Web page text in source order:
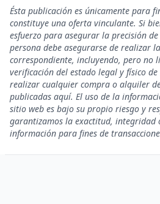
Ésta publicación es únicamente para
constituye una oferta vinculante. Si
esfuerzo para asegurar la precisión
persona debe asegurarse de realizar
correspondiente, incluyendo, pero no
verificación del estado legal y físico
realizar cualquier compra o alquiler
publicadas aquí. El uso de la
sitio web es bajo su propio riesgo y
garantizamos la exactitud, integridad
información para fines de